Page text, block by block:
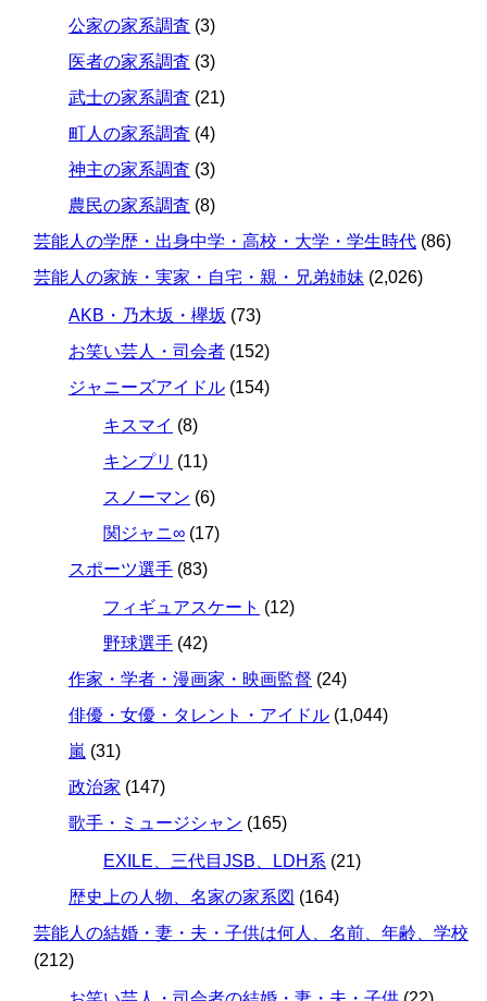
公家の家系調査 (3)
医者の家系調査 (3)
武士の家系調査 (21)
町人の家系調査 (4)
神主の家系調査 (3)
農民の家系調査 (8)
芸能人の学歴・出身中学・高校・大学・学生時代 (86)
芸能人の家族・実家・自宅・親・兄弟姉妹 (2,026)
AKB・乃木坂・欅坂 (73)
お笑い芸人・司会者 (152)
ジャニーズアイドル (154)
キスマイ (8)
キンプリ (11)
スノーマン (6)
関ジャニ∞ (17)
スポーツ選手 (83)
フィギュアスケート (12)
野球選手 (42)
作家・学者・漫画家・映画監督 (24)
俳優・女優・タレント・アイドル (1,044)
嵐 (31)
政治家 (147)
歌手・ミュージシャン (165)
EXILE、三代目JSB、LDH系 (21)
歴史上の人物、名家の家系図 (164)
芸能人の結婚・妻・夫・子供は何人、名前、年齢、学校
(212)